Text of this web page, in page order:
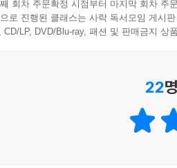
우에도 동영상만으로 충분하다.60
회차 주문확정 시점부터 마지막 회차 주
로 진행된 클래스는 사락 독서모임 게시
CD/LP, DVD/Blu-ray, 패션 및 판매금지 상
22